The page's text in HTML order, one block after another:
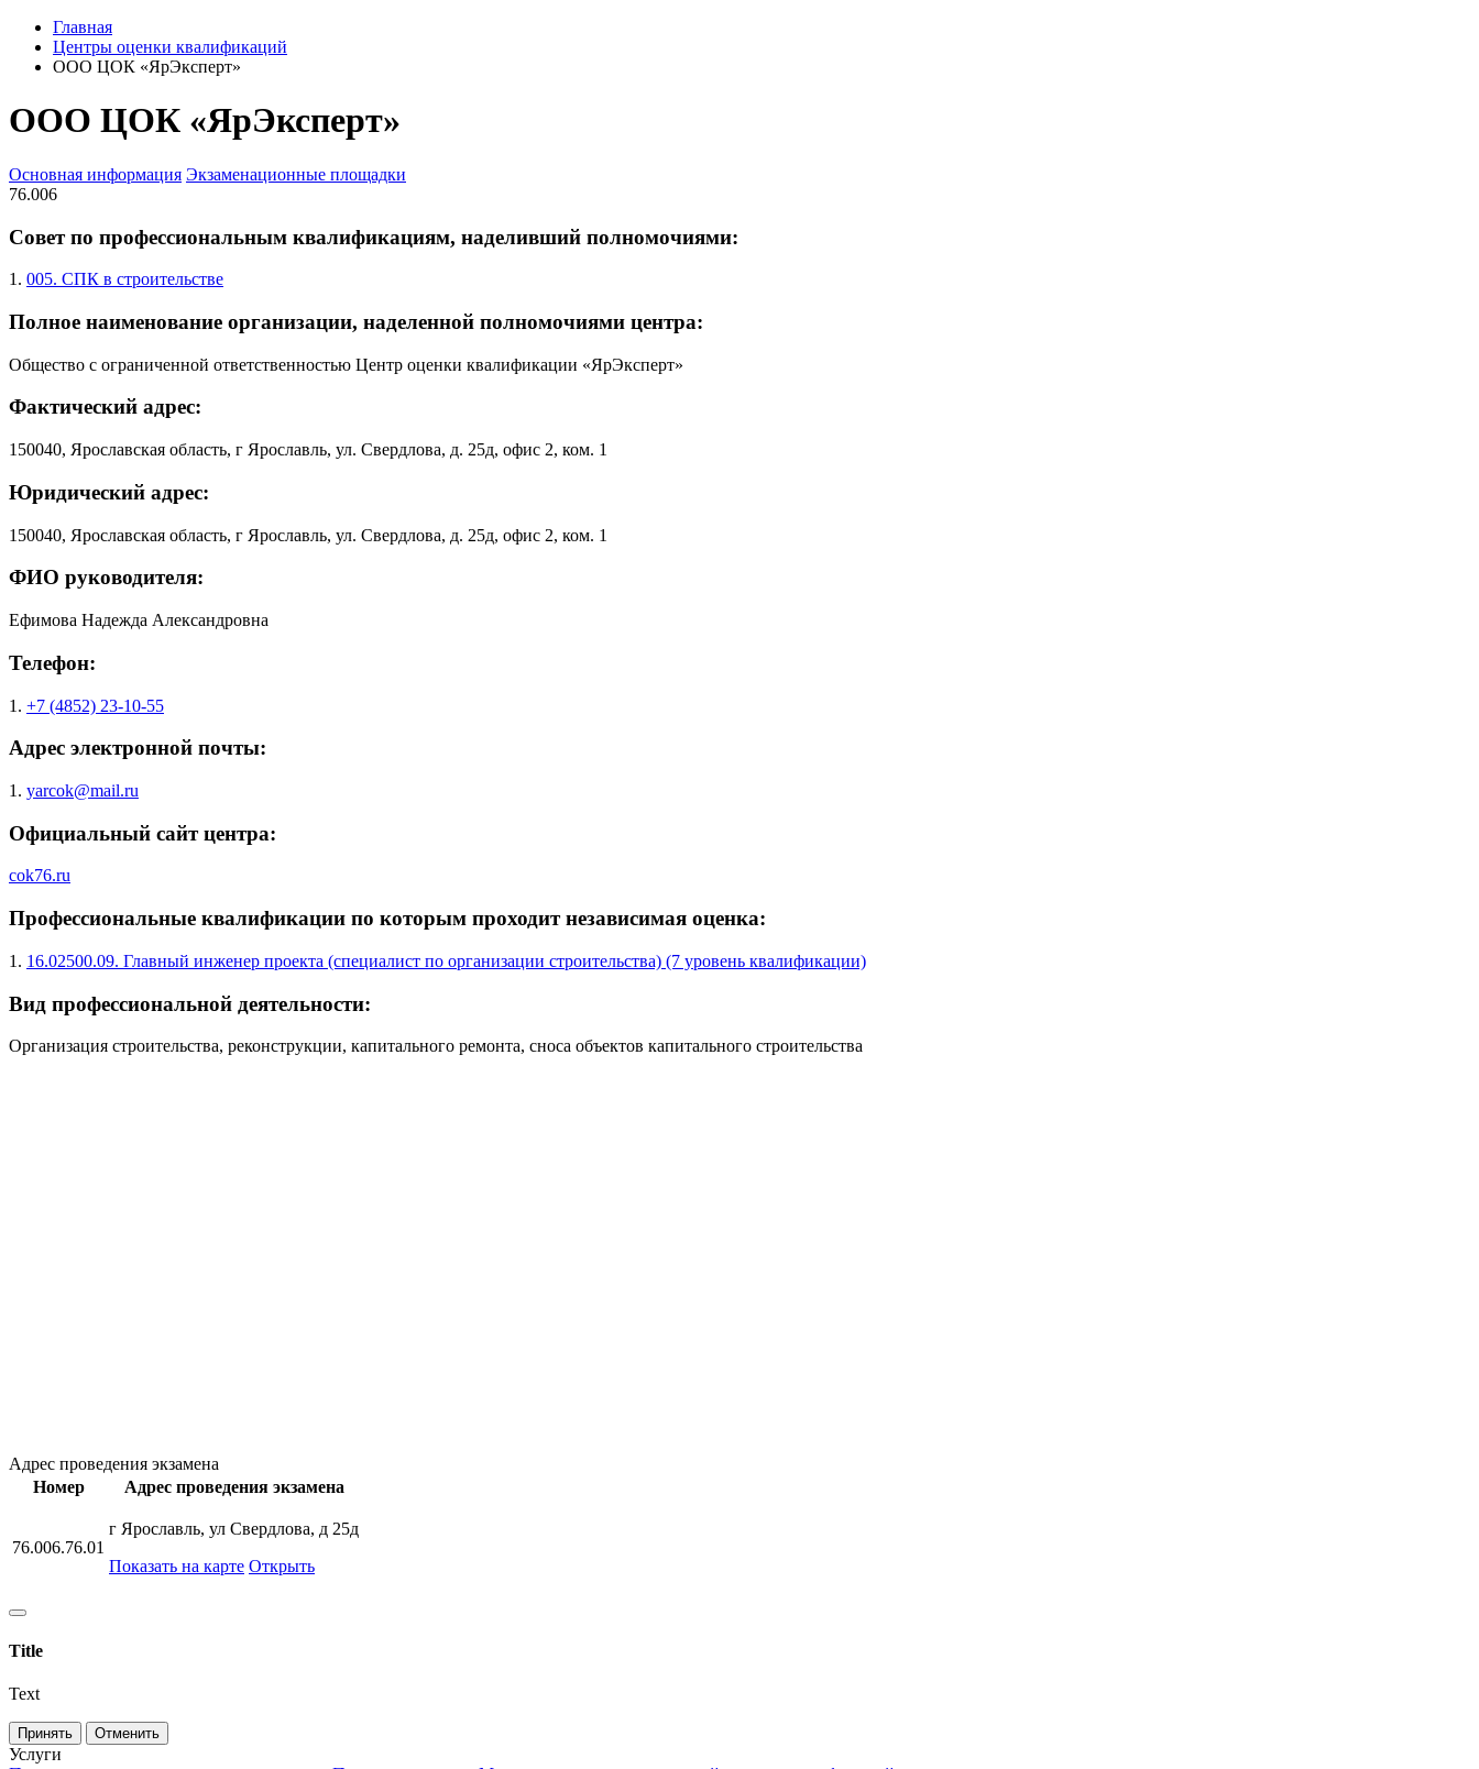
Главная
Центры оценки квалификаций
ООО ЦОК «ЯрЭксперт»
ООО ЦОК «ЯрЭксперт»
Основная информация Экзаменационные площадки
76.006
Совет по профессиональным квалификациям, наделивший полномочиями:
1. 005. СПК в строительстве
Полное наименование организации, наделенной полномочиями центра:
Общество с ограниченной ответственностью Центр оценки квалификации «ЯрЭксперт»
Фактический адрес:
150040, Ярославская область, г Ярославль, ул. Свердлова, д. 25д, офис 2, ком. 1
Юридический адрес:
150040, Ярославская область, г Ярославль, ул. Свердлова, д. 25д, офис 2, ком. 1
ФИО руководителя:
Ефимова Надежда Александровна
Телефон:
1. +7 (4852) 23-10-55
Адрес электронной почты:
1. yarcok@mail.ru
Официальный сайт центра:
cok76.ru
Профессиональные квалификации по которым проходит независимая оценка:
1. 16.02500.09. Главный инженер проекта (специалист по организации строительства) (7 уровень квалификации)
Вид профессиональной деятельности:
Организация строительства, реконструкции, капитального ремонта, сноса объектов капитального строительства
Адрес проведения экзамена
Номер
Адрес проведения экзамена
76.006.76.01
г Ярославль, ул Свердлова, д 25д
Показать на карте Открыть
Title
Text
Принять Отменить
Услуги